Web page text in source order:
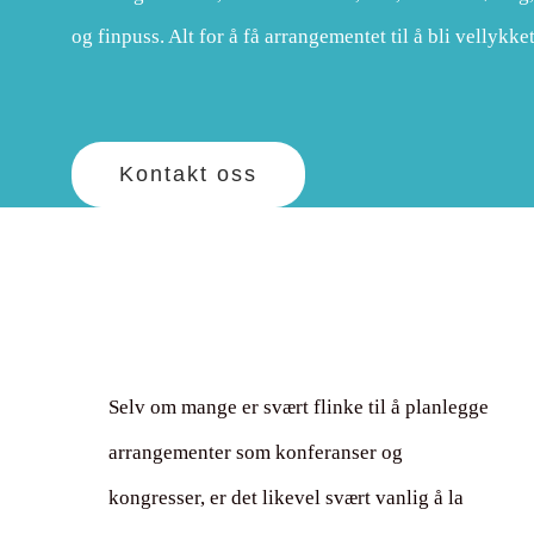
og finpuss. Alt for å få arrangementet til å bli
Kontakt oss
Selv om mange er svært flinke til å planlegge
arrangementer som konferanser og
kongresser, er det likevel svært vanlig å la